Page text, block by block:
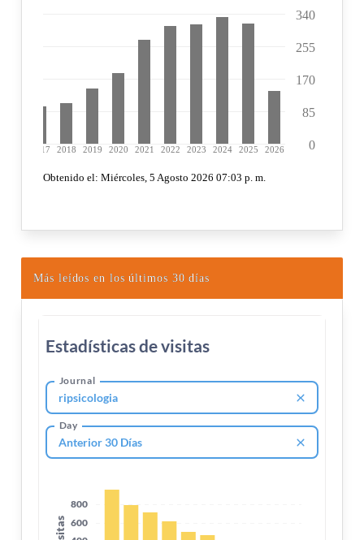
Más leídos en los últimos 30 días